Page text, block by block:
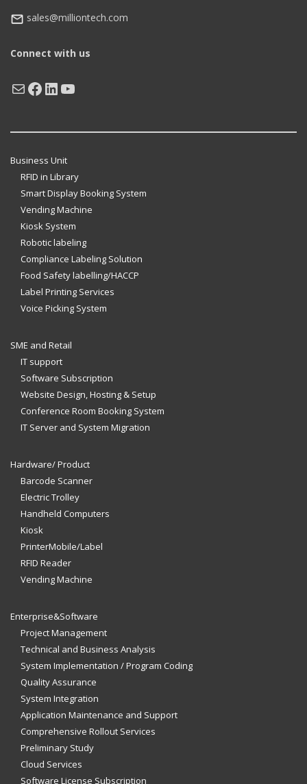
sales@milliontech.com
Connect with us
MailFacebook
LinkedIn
YouTube
Business Unit
RFID in Library
Smart Display Booking System
Vending Machine
Kiosk System
Robotic labeling
Compliance Labeling Solution
Food Safety labelling/HACCP
Label Printing Services
Voice Picking System
SME and Retail
IT support
Software Subscription
Website Design, Hosting & Setup
Conference Room Booking System
IT Server and System Migration
Hardware/ Product
Barcode Scanner
Electric Trolley
Handheld Computers
Kiosk
PrinterMobile/Label
RFID Reader
Vending Machine
Enterprise&Software
Project Management
Technical and Business Analysis
System Implementation / Program Coding
Quality Assurance
System Integration
Application Maintenance and Support
Comprehensive Rollout Services
Preliminary Study
Cloud Services
Software License Subscription